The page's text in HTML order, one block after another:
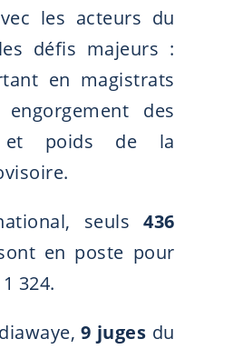
les acteurs du
défis majeurs :
en magistrats
des
et poids de la
seuls436
en poste pour
324.
9 juges du